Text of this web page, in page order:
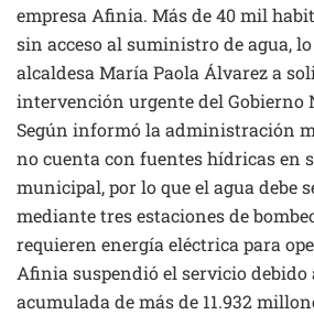
empresa Afinia. Más de 40 mil
sin acceso al suministro de agua,
alcaldesa María Paola Álvarez a
intervención urgente del Gobierno
Según informó la administración
no cuenta con fuentes hídricas en
municipal, por lo que el agua debe
mediante tres estaciones de
requieren energía eléctrica para
Afinia suspendió el servicio debido
acumulada de más de 11.932